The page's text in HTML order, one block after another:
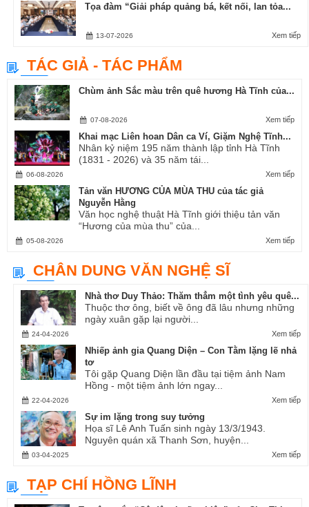
Tọa đàm “Giải pháp quảng bá, kết nối, lan tỏa...
Xem tiếp
13-07-2026
TÁC GIẢ - TÁC PHẨM
Chùm ảnh Sắc màu trên quê hương Hà Tĩnh của...
Xem tiếp
07-08-2026
Khai mạc Liên hoan Dân ca Ví, Giặm Nghệ Tĩnh...
Nhân kỷ niệm 195 năm thành lập tỉnh Hà Tĩnh
(1831 - 2026) và 35 năm tái...
Xem tiếp
06-08-2026
Tản văn HƯƠNG CỦA MÙA THU của tác giả
Nguyễn Hằng
Văn học nghệ thuật Hà Tĩnh giới thiệu tản văn
“Hương của mùa thu” của...
Xem tiếp
05-08-2026
CHÂN DUNG VĂN NGHỆ SĨ
Nhà thơ Duy Thảo: Thăm thẳm một tình yêu quê...
Thuộc thơ ông, biết về ông đã lâu nhưng những
ngày xuân gặp lại người...
Xem tiếp
24-04-2026
Nhiếp ảnh gia Quang Diện – Con Tằm lặng lẽ nhả
tơ
Tôi gặp Quang Diện lần đầu tại tiệm ảnh Nam
Hồng - một tiệm ảnh lớn ngay...
Xem tiếp
22-04-2026
Sự im lặng trong suy tưởng
Họa sĩ Lê Anh Tuấn sinh ngày 13/3/1943.
Nguyên quán xã Thanh Sơn, huyện...
Xem tiếp
03-04-2025
TẠP CHÍ HỒNG LĨNH